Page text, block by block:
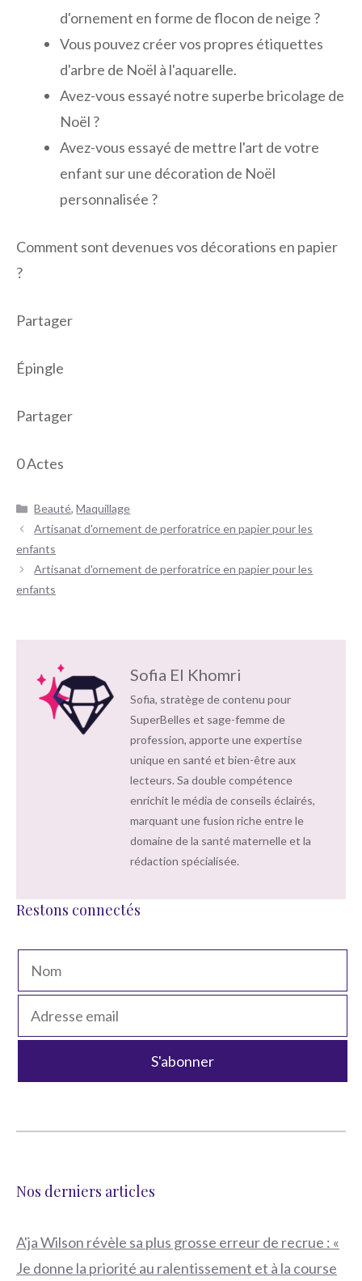
d'ornement en forme de flocon de neige ?
Vous pouvez créer vos propres étiquettes
d'arbre de Noël à l'aquarelle.
Avez-vous essayé notre superbe bricolage de
Noël ?
Avez-vous essayé de mettre l'art de votre
enfant sur une décoration de Noël
personnalisée ?
Comment sont devenues vos décorations en papier
?
Partager
Épingle
Partager
0Actes
Catégories
Beauté,Maquillage
Navigation
des
Artisanat d'ornement de perforatrice en papier pour les
enfants
Artisanat d'ornement de perforatrice en papier pour les
enfants
Sofia El Khomri
Sofia, stratège de contenu pour
SuperBelles et sage-femme de
profession, apporte une expertise
unique en santé et bien-être aux
lecteurs. Sa double compétence
enrichit le média de conseils éclairés,
marquant une fusion riche entre le
domaine de la santé maternelle et la
rédaction spécialisée.
Restons connectés
Nos derniers articles
A'ja Wilson révèle sa plus grosse erreur de recrue : «
Je donne la priorité au ralentissement et à la course